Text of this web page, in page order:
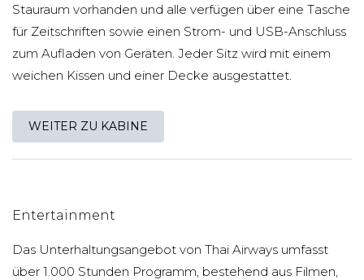
Stauraum vorhanden und alle verfügen über eine Tasche
für Zeitschriften sowie einen Strom- und USB-Anschluss
zum Aufladen von Geräten. Jeder Sitz wird mit einem
weichen Kissen und einer Decke ausgestattet.
WEITER ZU KABINE
Entertainment
Das Unterhaltungsangebot von Thai Airways umfasst
über 1.000 Stunden Programm, bestehend aus Filmen,